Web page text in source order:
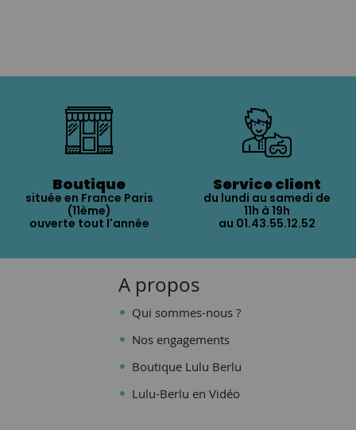
Boutique
située en France Paris
(11ème)
ouverte tout l'année
Service client
du lundi au samedi de
11h à 19h
au 01.43.55.12.52
A propos
Qui sommes-nous ?
Nos engagements
Boutique Lulu Berlu
Lulu-Berlu en Vidéo